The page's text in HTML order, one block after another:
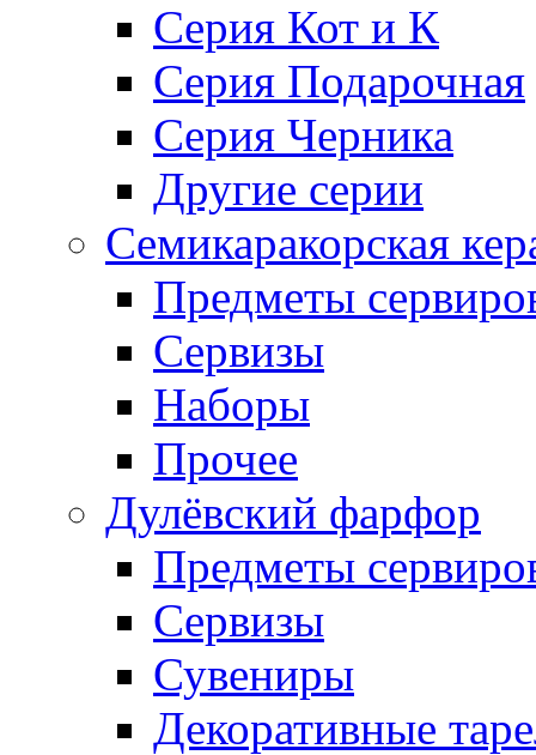
Серия Кот и К
Серия Подарочная
Серия Черника
Другие серии
Семикаракорская
Предметы
Сервизы
Наборы
Прочее
Дулёвский фарфор
Предметы
Сервизы
Сувениры
Декоративные